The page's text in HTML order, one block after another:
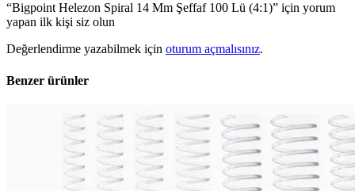
“Bigpoint Helezon Spiral 14 Mm Şeffaf 100 Lü (4:1)” için yorum
yapan ilk kişi siz olun
Değerlendirme yazabilmek için oturum açmalısınız.
Benzer ürünler